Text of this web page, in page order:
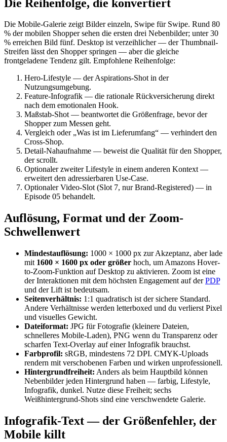
Die Reihenfolge, die konvertiert
Die Mobile-Galerie zeigt Bilder einzeln, Swipe für Swipe. Rund 80
% der mobilen Shopper sehen die ersten drei Nebenbilder; unter 30
% erreichen Bild fünf. Desktop ist verzeihlicher — der Thumbnail-
Streifen lässt den Shopper springen — aber die gleiche
frontgeladene Tendenz gilt. Empfohlene Reihenfolge:
Hero-Lifestyle — der Aspirations-Shot in der
Nutzungsumgebung.
Feature-Infografik — die rationale Rückversicherung direkt
nach dem emotionalen Hook.
Maßstab-Shot — beantwortet die Größenfrage, bevor der
Shopper zum Messen geht.
Vergleich oder „Was ist im Lieferumfang“ — verhindert den
Cross-Shop.
Detail-Nahaufnahme — beweist die Qualität für den Shopper,
der scrollt.
Optionaler zweiter Lifestyle in einem anderen Kontext —
erweitert den adressierbaren Use-Case.
Optionaler Video-Slot (Slot 7, nur Brand-Registered) — in
Episode 05 behandelt.
Auflösung, Format und der Zoom-
Schwellenwert
Mindestauflösung: 1000 × 1000 px zur Akzeptanz, aber lade
mit 1600 × 1600 px oder größer hoch, um Amazons Hover-
to-Zoom-Funktion auf Desktop zu aktivieren. Zoom ist eine
der Interaktionen mit dem höchsten Engagement auf derPDP
und der Lift ist bedeutsam.
Seitenverhältnis: 1:1 quadratisch ist der sichere Standard.
Andere Verhältnisse werden letterboxed und du verlierst Pixel
und visuelles Gewicht.
Dateiformat: JPG für Fotografie (kleinere Dateien,
schnelleres Mobile-Laden), PNG wenn du Transparenz oder
scharfen Text-Overlay auf einer Infografik brauchst.
Farbprofil: sRGB, mindestens 72 DPI. CMYK-Uploads
rendern mit verschobenen Farben und wirken unprofessionell.
Hintergrundfreiheit: Anders als beim Hauptbild können
Nebenbilder jeden Hintergrund haben — farbig, Lifestyle,
Infografik, dunkel. Nutze diese Freiheit; sechs
Weißhintergrund-Shots sind eine verschwendete Galerie.
Infografik-Text — der Größenfehler, der
Mobile killt